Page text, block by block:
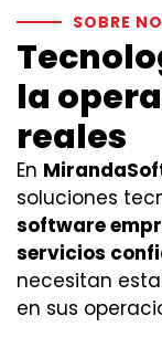
Soluciones
SOBRE
la
reales
En
soluciones
software
servicios
necesitan
en sus